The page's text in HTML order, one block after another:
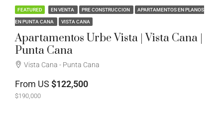
FEATURED EN VENTA PRE CONSTRUCCION APARTAMENTOS EN PLANOS
EN PUNTA CANA VISTA CANA
Apartamentos Urbe Vista | Vista Cana |
Punta Cana
Vista Cana - Punta Cana
From US $122,500
$190,000